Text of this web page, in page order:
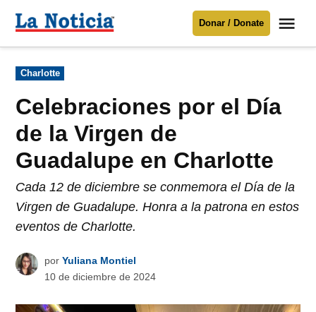
Para mantenerte informado necesitamos
Donar
contenido
Noticia
Donar / Donate
Publicado
en
Charlotte
Celebraciones por el Día
de la Virgen de
Guadalupe en Charlotte
Cada 12 de diciembre se conmemora el Día de la
Virgen de Guadalupe. Honra a la patrona en estos
eventos de Charlotte.
por Yuliana Montiel
10 de diciembre de 2024